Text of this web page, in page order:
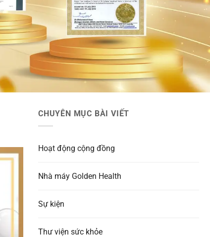
CHUYÊN MỤC BÀI VIẾT
Hoạt động cộng đồng
Nhà máy Golden Health
Sự kiện
Thư viện sức khỏe